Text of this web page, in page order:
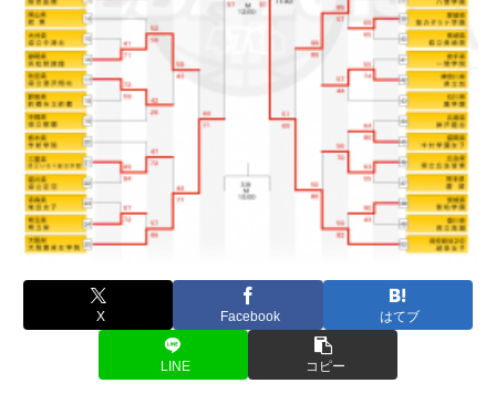
X Facebook はてブ
LINE コピー